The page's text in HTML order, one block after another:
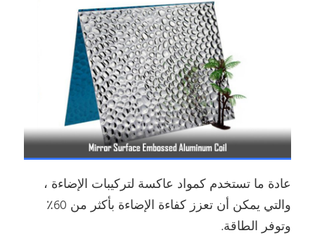
عادة ما تستخدم كمواد عاكسة لتركيبات الإضاءة ،
والتي يمكن أن تعزز كفاءة الإضاءة بأكثر من 60٪
وتوفر الطاقة.